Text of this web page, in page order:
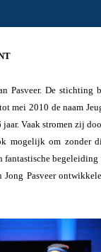
De stichting
mei 2010 de naam
Vaak stromen zij
mogelijk om zonder
fantastische
Pasveer